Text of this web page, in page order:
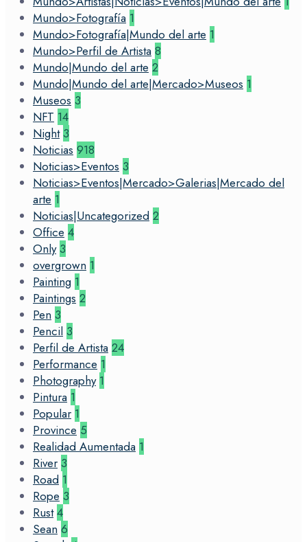
Mundo>Fotografía 1
Mundo>Fotografía|Mundo del arte 1
Mundo>Perfil de Artista 8
Mundo|Mundo del arte 2
Mundo|Mundo del arte|Mercado>Museos 1
Museos 3
NFT 14
Night 3
Noticias 918
Noticias>Eventos 3
Noticias>Eventos|Mercado>Galerias|Mercado del
arte 1
Noticias|Uncategorized 2
Office 4
Only 3
overgrown 1
Painting 1
Paintings 2
Pen 3
Pencil 3
Perfil de Artista 24
Performance 1
Photography 1
Pintura 1
Popular 1
Province 5
Realidad Aumentada 1
River 3
Road 1
Rope 3
Rust 4
Sean 6